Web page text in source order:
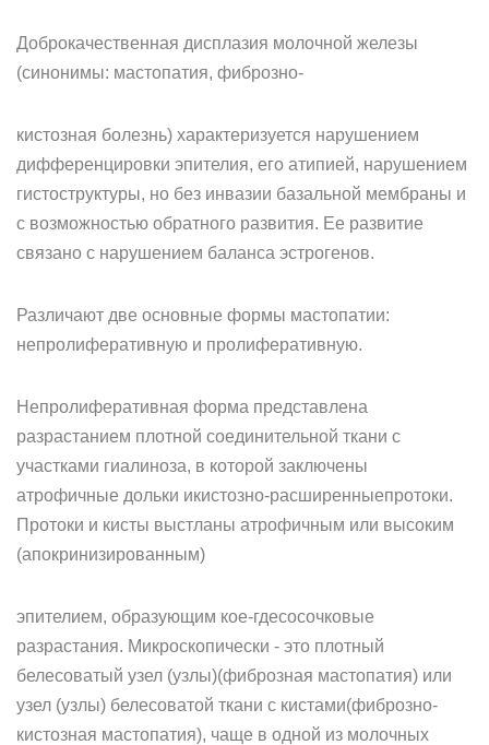
Доброкачественная дисплазия молочной железы
(синонимы: мастопатия, фиброзно-
кистозная болезнь) характеризуется нарушением
дифференцировки эпителия, его атипией, нарушением
гистоструктуры, но без инвазии базальной мембраны и
с возможностью обратного развития. Ее развитие
связано с нарушением баланса эстрогенов.
Различают две основные формы мастопатии:
непролиферативную и пролиферативную.
Непролиферативная форма представлена
разрастанием плотной соединительной ткани с
участками гиалиноза, в которой заключены
атрофичные дольки икистозно-расширенныепротоки.
Протоки и кисты выстланы атрофичным или высоким
(апокринизированным)
эпителием, образующим кое-гдесосочковые
разрастания. Микроскопически - это плотный
белесоватый узел (узлы)(фиброзная мастопатия) или
узел (узлы) белесоватой ткани с кистами(фиброзно-
кистозная мастопатия), чаще в одной из молочных